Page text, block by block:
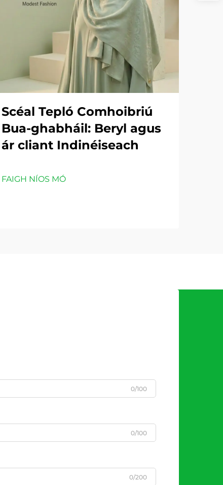
Scéal Tepló Comhoibriú
Bua-ghabháil: Beryl agus
ár cliant Indinéiseach
FAIGH NÍOS MÓ
0/100
0/100
0/200